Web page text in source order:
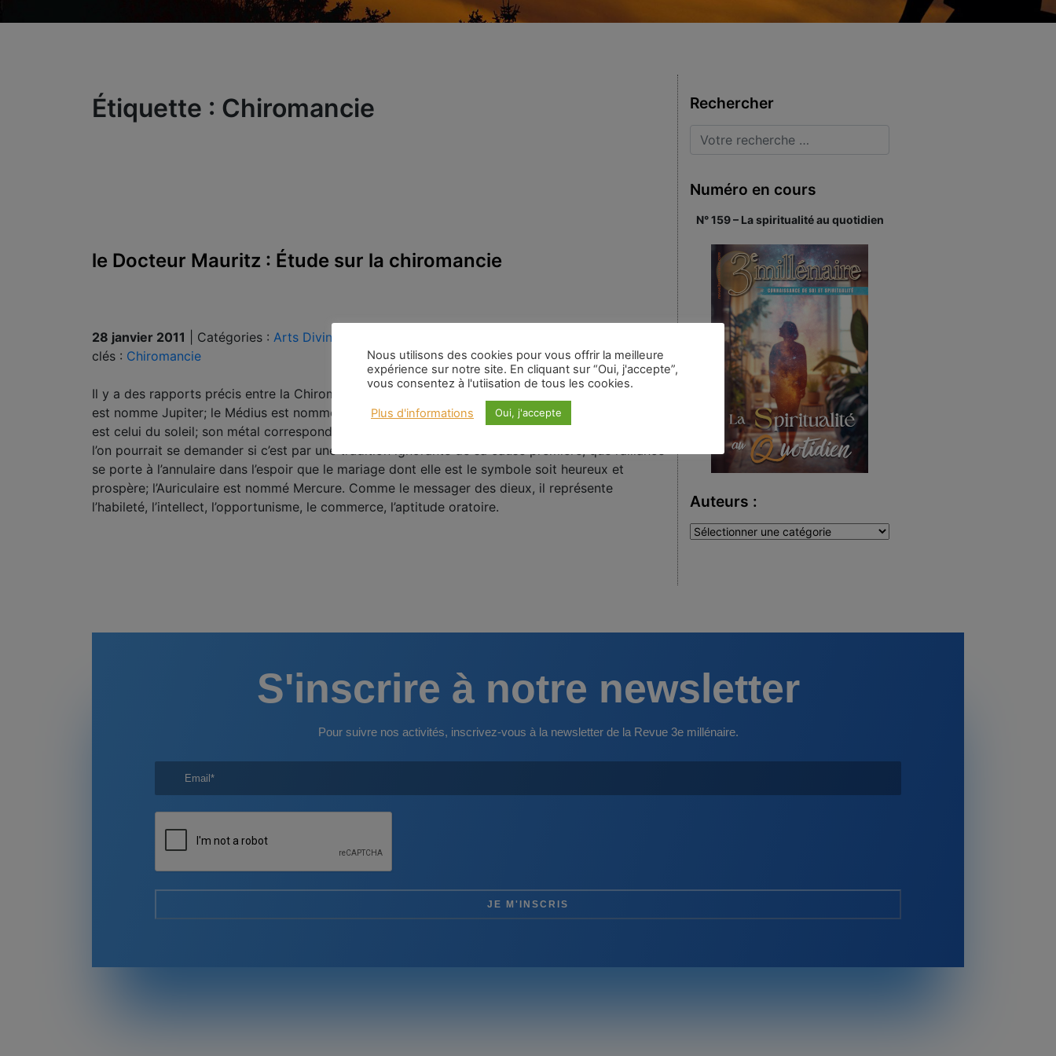
Étiquette : Chiromancie
le Docteur Mauritz : Étude sur la chiromancie
28 janvier 2011 Catégories : Arts Divinatoires & Spiritualité
clés : Chiromancie
Il y a des rapports précis entre la Chiromancie et l’Astrologie : le pouce représente l’Ego; l’Index
est nomme Jupiter; le Médius est nommé Saturne; l’Annulaire est nommé Apollon, son symbole
est celui du soleil; son métal correspondant est l’or. Apollon représente la fortune, le bonheur, et
l’on pourrait se demander si c’est par une tradition ignorante de sa cause première, que l’alliance
se porte à l’annulaire dans l’espoir que le mariage dont elle est le symbole soit heureux et
prospère; l’Auriculaire est nommé Mercure. Comme le messager des dieux, il représente
l’habileté, l’intellect, l’opportunisme, le commerce, l’aptitude oratoire.
Rechercher
Numéro en cours
N° 159 – La spiritualité au quotidien
Auteurs :
Auteurs
S'inscrire à notre newsletter
Pour suivre nos activités, inscrivez-vous à la newsletter de la Revue 3e millénaire.
Nous utilisons des cookies pour vous offrir la meilleure
expérience sur notre site. En cliquant sur “Oui, j'accepte”,
vous consentez à l'utiisation de tous les cookies.
Plus d'informations Oui, j'accepte